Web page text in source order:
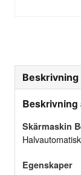
Beskrivning
Beskrivning
Skärmaskin
Egenskaper